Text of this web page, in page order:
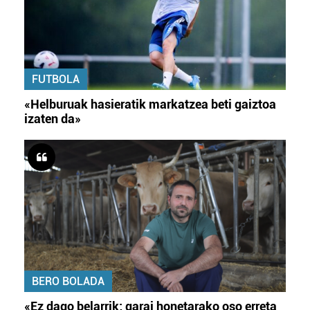
FUTBOLA
«Helburuak hasieratik markatzea beti gaiztoa
izaten da»
BERO BOLADA
«Ez dago belarrik; garai honetarako oso erreta